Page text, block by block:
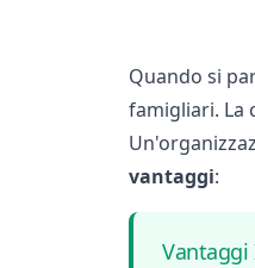
Quando si
famigliari. La
vantaggi: